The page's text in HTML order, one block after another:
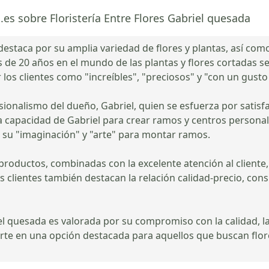
sobre Floristería Entre Flores Gabriel quesada
por su amplia variedad de flores y plantas, así
20 años en el mundo de las plantas y flores cortadas
clientes como "increíbles", "preciosos" y "con un
del dueño, Gabriel, quien se esfuerza por
de Gabriel para crear ramos y centros
"imaginación" y "arte" para montar ramos.
combinadas con la excelente atención al
clientes también destacan la relación calidad-precio,
quesada es valorada por su compromiso con la calidad,
en una opción destacada para aquellos que buscan